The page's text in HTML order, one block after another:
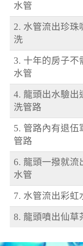
水管
2. 水管流出珍珠
洗
3. 十年的房子不
水管
4. 龍頭出水驗出
洗管路
5. 管路內有退伍
管路
6. 龍頭一撥就流
水管
7. 水管流出彩虹
8. 龍頭噴出仙草